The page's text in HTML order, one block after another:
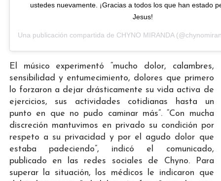
ustedes nuevamente. ¡Gracias a todos los que han estado
Jesus!
Una publicación compartida de CHYNO MIRANDA
El músico experimentó “mucho dolor, calambres,
sensibilidad y entumecimiento, dolores que primero
lo forzaron a dejar drásticamente su vida activa de
ejercicios, sus actividades cotidianas hasta un
punto en que no pudo caminar más”. “Con mucha
discreción mantuvimos en privado su condición por
respeto a su privacidad y por el agudo dolor que
estaba padeciendo”, indicó el comunicado,
publicado en las redes sociales de Chyno. Para
superar la situación, los médicos le indicaron que